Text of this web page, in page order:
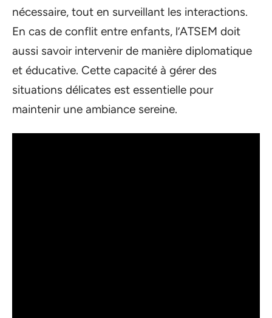
nécessaire, tout en surveillant les interactions.
En cas de conflit entre enfants, l’ATSEM doit
aussi savoir intervenir de manière diplomatique
et éducative. Cette capacité à gérer des
situations délicates est essentielle pour
maintenir une ambiance sereine.